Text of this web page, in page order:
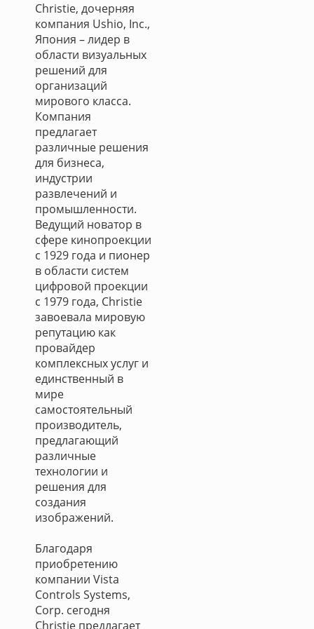
Christie, дочерняя
компания Ushio, Inc.,
Япония – лидер в
области визуальных
решений для
организаций
мирового класса.
Компания
предлагает
различные решения
для бизнеса,
индустрии
развлечений и
промышленности.
Ведущий новатор в
сфере кинопроекции
с 1929 года и пионер
в области систем
цифровой проекции
с 1979 года, Christie
завоевала мировую
репутацию как
провайдер
комплексных услуг и
единственный в
мире
самостоятельный
производитель,
предлагающий
различные
технологии и
решения для
создания
изображений.
Благодаря
приобретению
компании Vista
Controls Systems,
Corp. сегодня
Christie предлагает